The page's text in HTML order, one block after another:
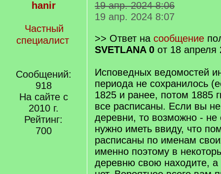
hanir
Частный
специалист
Сообщений:
918
На сайте с
2010 г.
Рейтинг:
700
19 апр. 2024 8:06
19 апр. 2024 8:07
>> Ответ на сообщение
SVETLANA 0 от 18 апреля
Исповедных ведомостей
периода не сохранилось
1825 и ранее, потом 1885
все расписаны. Если вы
деревни, то возможно - не
нужно иметь ввиду, что
расписаны по именам
именно поэтому в
деревню свою находите, а